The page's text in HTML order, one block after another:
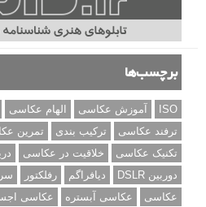
برچسب‌ها
ISO آموزش عکاسی الهام عکاسی
ترفند عکاسی
ترکیب بندی تمرین
تکنیک عکاسی
خلاقیت در عکاسی
دوربین DSLR
دیافراگم رفلکتور
عکاسی
عکاسی آبستره
عکاسی